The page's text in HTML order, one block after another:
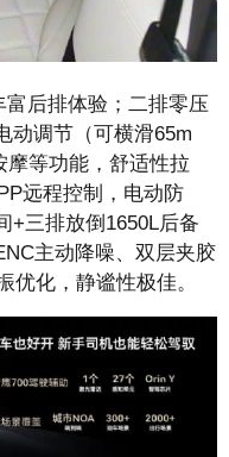
后排体验；二排零压
动调节（可横滑65m
摩等功能，舒适性拉
远程控制，电动防
+三排放倒1650L后备
主动降噪、双层夹胶
优化，静谧性极佳。